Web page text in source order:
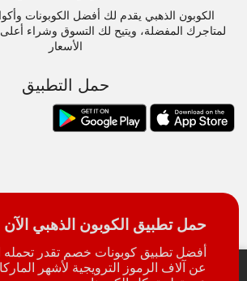
الكوبون الذهبي يقدم لك أفضل الكوبونات
لمتاجرك المفضلة، ويتيح لك التسوق وشراء
الأسعار
حمل التطبيق
حمل تطبيق الكوبون الذهبي الآن
أفضل تطبيق كوبونات خصم تقدر تحمله
عن آلاف الرموز الترويجية لأشهر